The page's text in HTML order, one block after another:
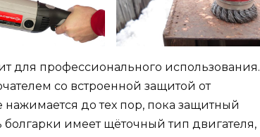
для профессионального использования.
со встроенной защитой от
нажимается до тех пор, пока защитный
имеет щёточный тип двигателя,